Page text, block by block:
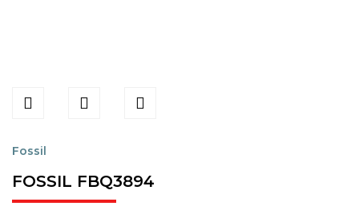
Fossil
FOSSIL FBQ3894